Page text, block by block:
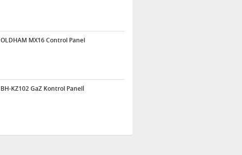
OLDHAM MX16 Control Panel
BH-KZ102 GaZ Kontrol Panelİ